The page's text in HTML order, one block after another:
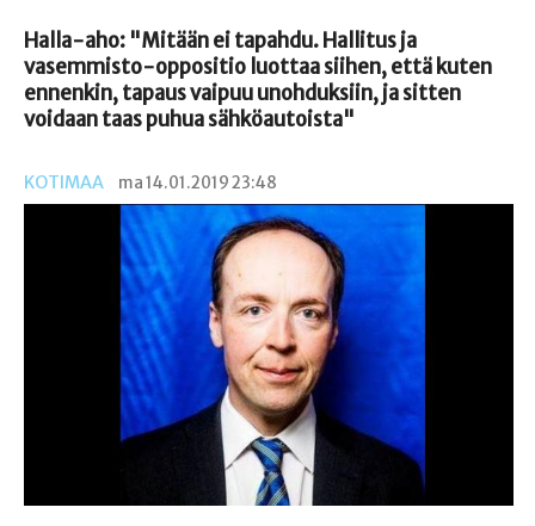
Halla-aho: "Mitään ei tapahdu. Hallitus ja
vasemmisto-oppositio luottaa siihen, että kuten
ennenkin, tapaus vaipuu unohduksiin, ja sitten
voidaan taas puhua sähköautoista"
KOTIMAA ma 14.01.2019 23:48